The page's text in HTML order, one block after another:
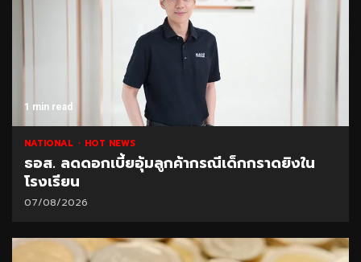
1 min read
NATIONAL HOT NEWS
ธอส. ลดดอกเบี้ยอุ้มลูกค้ากรณีเด็กกราดยิงใน
โรงเรียน
07/08/2026